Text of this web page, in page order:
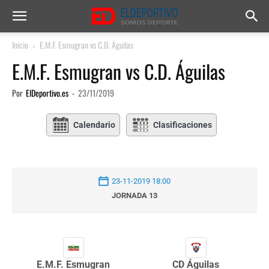
Inicio E.M.F. Esmugran vs C.D. Águilas
E.M.F. Esmugran vs C.D. Águilas
Por ElDeportivo.es - 23/11/2019
Calendario Clasificaciones
23-11-2019 18:00
JORNADA 13
E.M.F. Esmugran CD Águilas